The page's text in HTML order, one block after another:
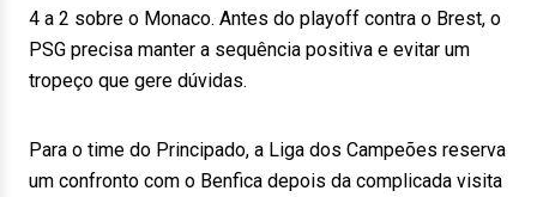
4 a 2 sobre o Monaco. Antes do playoff contra o Brest, o
PSG precisa manter a sequência positiva e evitar um
tropeço que gere dúvidas.
Para o time do Principado, a Liga dos Campeões reserva
um confronto com o Benfica depois da complicada visita